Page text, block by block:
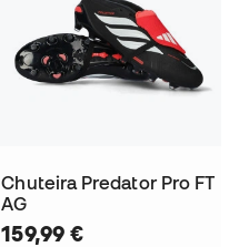
Chuteira Predator Pro FT
AG
159,99 €